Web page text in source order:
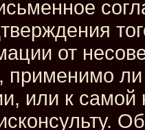
от
или к самой